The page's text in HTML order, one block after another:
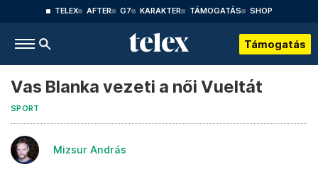
TELEX AFTER G7 KARAKTER TÁMOGATÁS SHOP
Támogatás
Vas Blanka vezeti a női Vueltát
SPORT
Mizsur András